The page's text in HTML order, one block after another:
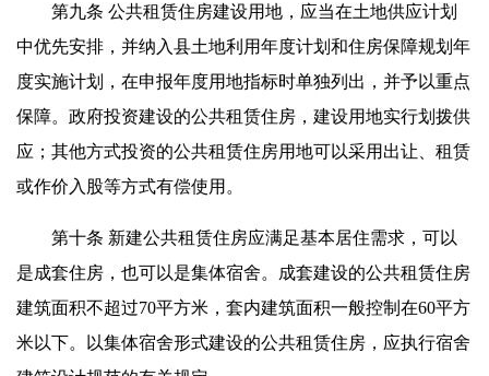
第九条 公共租赁住房建设用地，应当在土地供应计划
中优先安排，并纳入县土地利用年度计划和住房保障规划年
度实施计划，在申报年度用地指标时单独列出，并予以重点
保障。政府投资建设的公共租赁住房，建设用地实行划拨供
应；其他方式投资的公共租赁住房用地可以采用出让、租赁
或作价入股等方式有偿使用。
第十条 新建公共租赁住房应满足基本居住需求，可以
是成套住房，也可以是集体宿舍。成套建设的公共租赁住房
建筑面积不超过70平方米，套内建筑面积一般控制在60平方
米以下。以集体宿舍形式建设的公共租赁住房，应执行宿舍